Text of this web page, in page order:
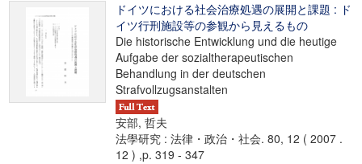
ドイツにおける社会治療処遇の展開と課題 : ド
イツ行刑施設等の参観から見えるもの
Die historische Entwicklung und die heutige
Aufgabe der sozialtherapeutischen
Behandlung in der deutschen
Strafvollzugsanstalten
安部, 哲夫
法學研究 : 法律・政治・社会. 80, 12 ( 2007 .
12 ) ,p. 319 - 347